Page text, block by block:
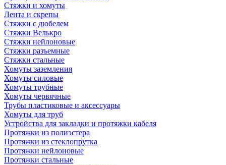
Стяжки и хомуты
Лента и скрепы
Стяжки c дюбелем
Стяжки Велькро
Стяжки нейлоновые
Стяжки разъемные
Стяжки стальные
Хомуты заземления
Хомуты силовые
Хомуты трубные
Хомуты червячные
Трубы пластиковые и аксессуары
Хомуты для труб
Устройства для закладки и протяжки кабеля
Протяжки из полиэстера
Протяжки из стеклопрутка
Протяжки нейлоновые
Протяжки стальные